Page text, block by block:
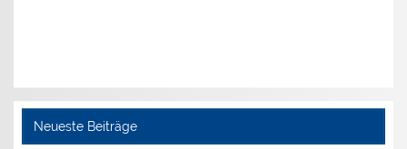
Neueste Beiträge